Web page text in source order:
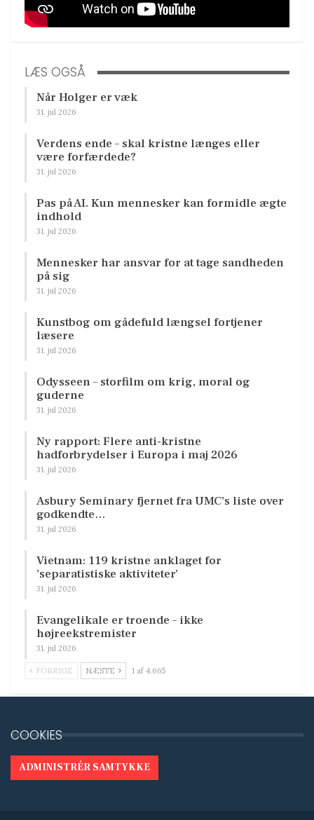
LÆS OGSÅ
Når Holger er væk
31. jul 2026
Verdens ende – skal kristne længes eller
være forfærdede?
31. jul 2026
Pas på AI. Kun mennesker kan formidle ægte
indhold
31. jul 2026
Mennesker har ansvar for at tage sandheden
på sig
31. jul 2026
Kunstbog om gådefuld længsel fortjener
læsere
31. jul 2026
Odysseen – storfilm om krig, moral og
guderne
31. jul 2026
Ny rapport: Flere anti-kristne
hadforbrydelser i Europa i maj 2026
31. jul 2026
Asbury Seminary fjernet fra UMC’s liste over
godkendte…
31. jul 2026
Vietnam: 119 kristne anklaget for
’separatistiske aktiviteter’
31. jul 2026
Evangelikale er troende – ikke
højreekstremister
31. jul 2026
FORRIGE NÆSTE 1 af 4.665
COOKIES
ADMINISTRÉR SAMTYKKE